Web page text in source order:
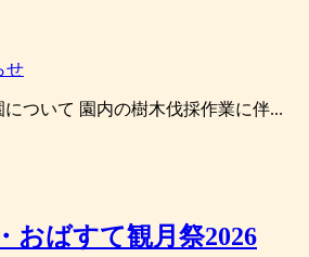
せ
ついて 園内の樹木伐採作業に伴...
おばすて観月祭2026